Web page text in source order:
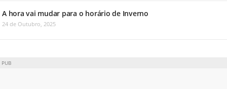
A hora vai mudar para o horário de Inverno
24 de Outubro, 2025
PUB